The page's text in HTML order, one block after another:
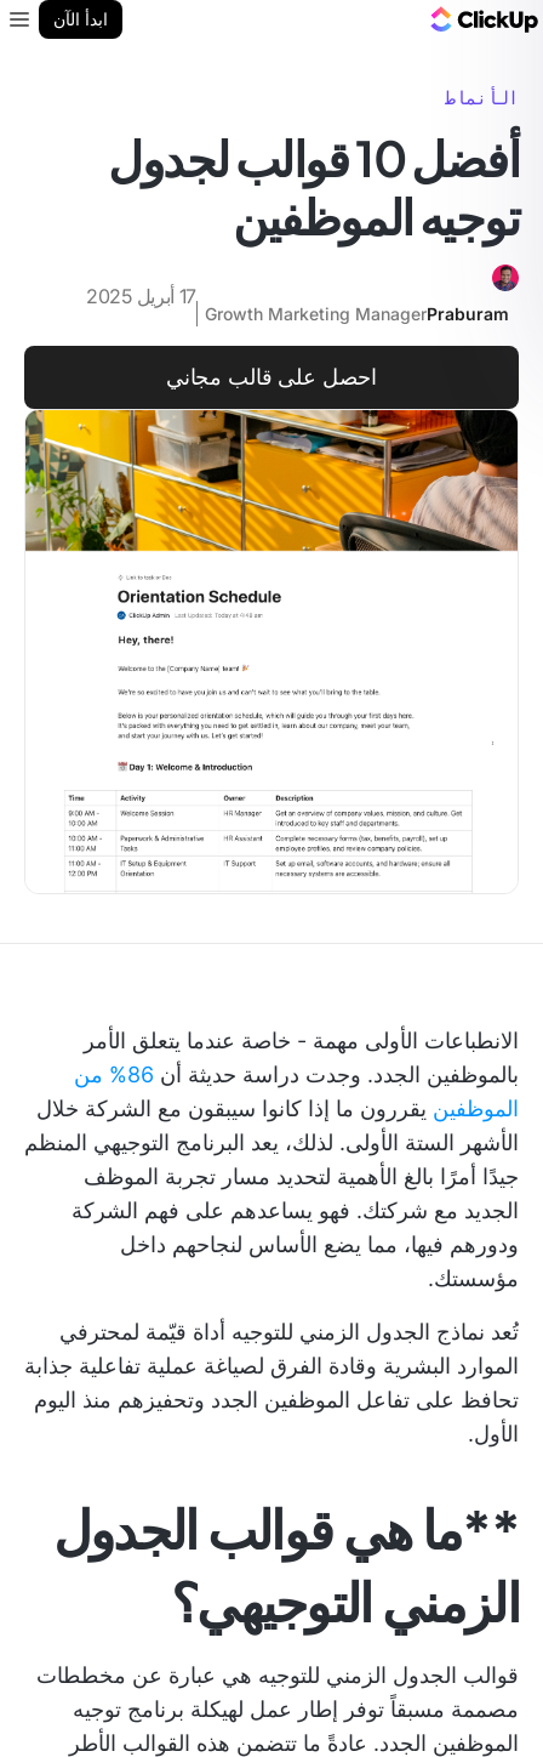
ابدأ الآن
الأنماط
أفضل 10 قوالب لجدول
توجيه الموظفين
Praburam
Growth Marketing Manager
17 أبريل 2025
احصل على قالب مجاني
الانطباعات الأولى مهمة - خاصة عندما يتعلق الأمر
بالموظفين الجدد. وجدت دراسة حديثة أن
86% من
الموظفين يقررون ما إذا كانوا سيبقون مع الشركة خلال
الأشهر الستة الأولى. لذلك، يعد البرنامج التوجيهي المنظم
جيدًا أمرًا بالغ الأهمية لتحديد مسار تجربة الموظف
الجديد مع شركتك. فهو يساعدهم على فهم الشركة
ودورهم فيها، مما يضع الأساس لنجاحهم داخل
مؤسستك.
تُعد نماذج الجدول الزمني للتوجيه أداة قيّمة لمحترفي
الموارد البشرية وقادة الفرق لصياغة عملية تفاعلية جذابة
تحافظ على تفاعل الموظفين الجدد وتحفيزهم منذ اليوم
الأول.
**ما هي قوالب الجدول
الزمني التوجيهي؟
قوالب الجدول الزمني للتوجيه هي عبارة عن مخططات
مصممة مسبقاً توفر إطار عمل لهيكلة برنامج توجيه
الموظفين الجدد. عادةً ما تتضمن هذه القوالب الأطر